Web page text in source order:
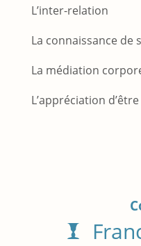
L’inter-relation
La connaissance de
La médiation
L’appréciation